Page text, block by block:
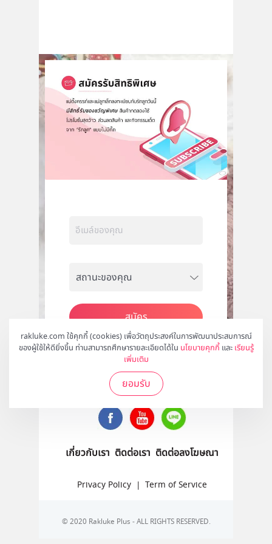
rakluke.com ใช้คุกกี้ (cookies) เพื่อวัตถุประสงค์ในการพัฒนาประสบการณ์
ของผู้ใช้ให้ดียิ่งขึ้น ท่านสามารถศึกษารายละเอียดได้ใน นโยบายคุกกี้ และ เรียนรู้
เพิ่มเติม
ยอมรับ
สมัคร
ติดตามเราได้ที่
เกี่ยวกับเรา ติดต่อเรา ติดต่อลงโฆษณา
Privacy Policy | Term of Service
© 2020 Rakluke Plus - ALL RIGHTS RESERVED.